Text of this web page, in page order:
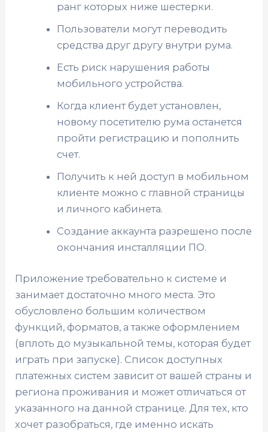
ранг которых ниже шестерки.
Пользователи могут переводить
средства друг другу внутри рума.
Есть риск нарушения работы
мобильного устройства.
Когда клиент будет установлен,
новому посетителю рума останется
пройти регистрацию и пополнить
счет.
Получить к ней доступ в мобильном
клиенте можно с главной страницы
и личного кабинета.
Создание аккаунта разрешено после
окончания инсталляции ПО.
Приложение требовательно к системе и
занимает достаточно много места. Это
обусловлено большим количеством
функций, форматов, а также оформлением
(вплоть до музыкальной темы, которая будет
играть при запуске). Список доступных
платежных систем зависит от вашей страны и
региона проживания и может отличаться от
указанного на данной странице. Для тех, кто
хочет разобраться, где именно искать